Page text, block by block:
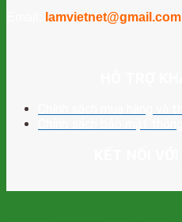
lamvietnet@gmail.com